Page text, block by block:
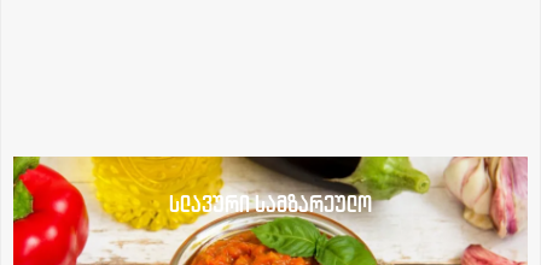
სლავური სამზარეულო